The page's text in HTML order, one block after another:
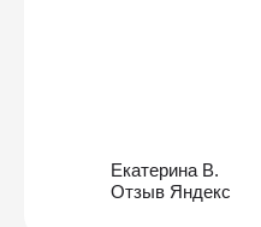
Екатерина В.
Отзыв Яндекс